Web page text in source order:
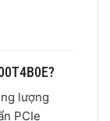
lượng
PCIe